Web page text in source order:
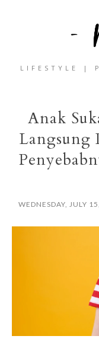
LIFESTYLE |
Anak
Langsung
WEDNESDAY, JULY